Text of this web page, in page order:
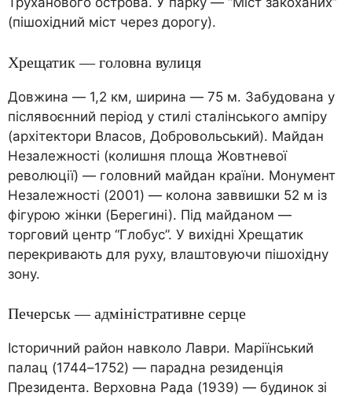
(пішохідний міст через дорогу).
Хрещатик — головна вулиця
Довжина — 1,2 км, ширина — 75 м. Забудована у
післявоєнний період у стилі сталінського ампіру
(архітектори Власов, Добровольський). Майдан
Незалежності (колишня площа Жовтневої
революції) — головний майдан країни. Монумент
Незалежності (2001) — колона заввишки 52 м із
фігурою жінки (Берегині). Під майданом —
торговий центр “Глобус”. У вихідні Хрещатик
перекривають для руху, влаштовуючи пішохідну
зону.
Печерськ — адміністративне серце
Історичний район навколо Лаври. Маріїнський
палац (1744–1752) — парадна резиденція
Президента. Верховна Рада (1939) — будинок зі